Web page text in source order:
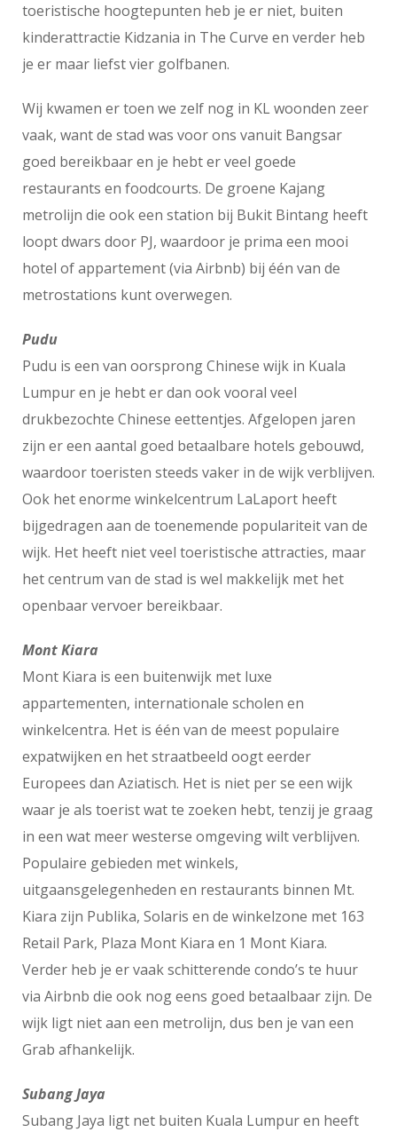
toeristische hoogtepunten heb je er niet, buiten
kinderattractie Kidzania in The Curve en verder heb
je er maar liefst vier golfbanen.
Wij kwamen er toen we zelf nog in KL woonden zeer
vaak, want de stad was voor ons vanuit Bangsar
goed bereikbaar en je hebt er veel goede
restaurants en foodcourts. De groene Kajang
metrolijn die ook een station bij Bukit Bintang heeft
loopt dwars door PJ, waardoor je prima een mooi
hotel of appartement (via Airbnb) bij één van de
metrostations kunt overwegen.
Pudu
Pudu is een van oorsprong Chinese wijk in Kuala
Lumpur en je hebt er dan ook vooral veel
drukbezochte Chinese eettentjes. Afgelopen jaren
zijn er een aantal goed betaalbare hotels gebouwd,
waardoor toeristen steeds vaker in de wijk verblijven.
Ook het enorme winkelcentrum LaLaport heeft
bijgedragen aan de toenemende populariteit van de
wijk. Het heeft niet veel toeristische attracties, maar
het centrum van de stad is wel makkelijk met het
openbaar vervoer bereikbaar.
Mont Kiara
Mont Kiara is een buitenwijk met luxe
appartementen, internationale scholen en
winkelcentra. Het is één van de meest populaire
expatwijken en het straatbeeld oogt eerder
Europees dan Aziatisch. Het is niet per se een wijk
waar je als toerist wat te zoeken hebt, tenzij je graag
in een wat meer westerse omgeving wilt verblijven.
Populaire gebieden met winkels,
uitgaansgelegenheden en restaurants binnen Mt.
Kiara zijn Publika, Solaris en de winkelzone met 163
Retail Park, Plaza Mont Kiara en 1 Mont Kiara.
Verder heb je er vaak schitterende condo’s te huur
via Airbnb die ook nog eens goed betaalbaar zijn. De
wijk ligt niet aan een metrolijn, dus ben je van een
Grab afhankelijk.
Subang Jaya
Subang Jaya ligt net buiten Kuala Lumpur en heeft